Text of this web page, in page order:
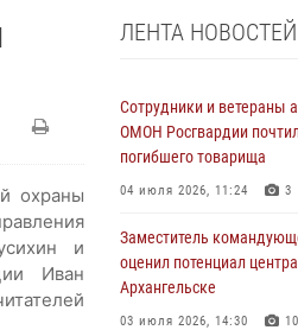
охраны
и
Иван
ЛЕНТА НОВОСТЕЙ
Сотрудники и ветераны
ОМОН Росгвардии
погибшего товарища
04 июля 2026, 11:24 3
Заместитель
оценил потенциал
Архангельске
03 июля 2026, 14:30 10